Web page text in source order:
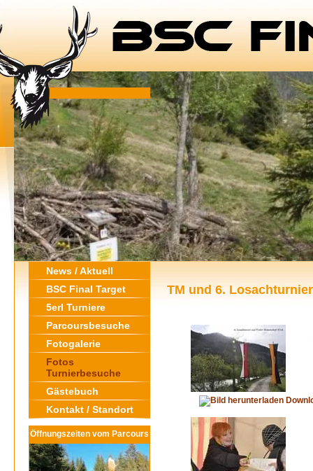
News / Aktuell
BSC Final Target
5erl Turniere
Parcoursbesuche
Fotogalerie
Fotos
Turnierbesuche
Gästebuch
Kontakt / Standort
Öffnungszeiten vom Parcours
TM und 6. Losachturnier